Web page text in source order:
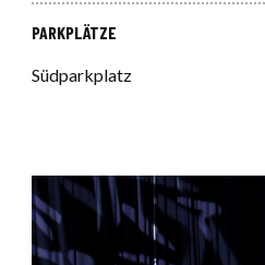
PARKPLÄTZE
Südparkplatz